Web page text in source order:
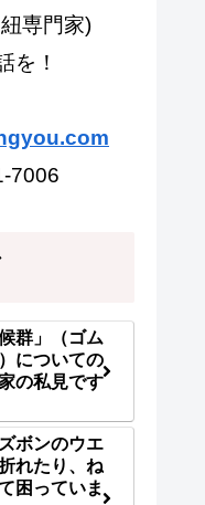
専門家)
を！
7006
群」（ゴム
についての
の私見です
ボンのウエ
れたり、ね
困っていま